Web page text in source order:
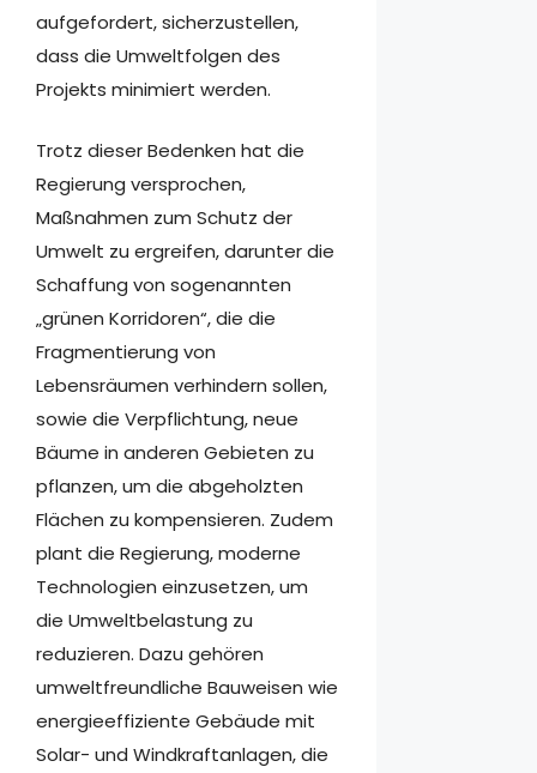
aufgefordert, sicherzustellen,
dass die Umweltfolgen des
Projekts minimiert werden.
Trotz dieser Bedenken hat die
Regierung versprochen,
Maßnahmen zum Schutz der
Umwelt zu ergreifen, darunter die
Schaffung von sogenannten
„grünen Korridoren“, die die
Fragmentierung von
Lebensräumen verhindern sollen,
sowie die Verpflichtung, neue
Bäume in anderen Gebieten zu
pflanzen, um die abgeholzten
Flächen zu kompensieren. Zudem
plant die Regierung, moderne
Technologien einzusetzen, um
die Umweltbelastung zu
reduzieren. Dazu gehören
umweltfreundliche Bauweisen wie
energieeffiziente Gebäude mit
Solar- und Windkraftanlagen, die